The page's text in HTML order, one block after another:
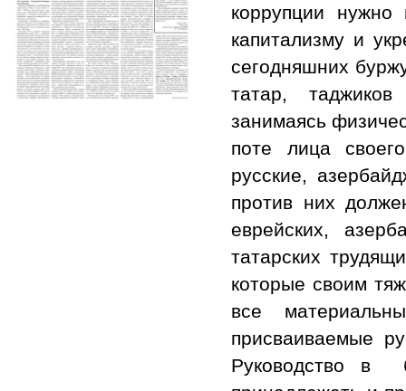
коррупции
капитализму и
сегодняшних
татар,
занимаясь
поте лица
русские,
против них
еврейских,
татарских
которые своим
все
присваиваемые
Руководство в